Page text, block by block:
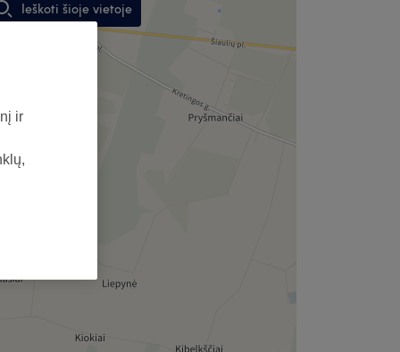
Ieškoti šioje vietoje
ir